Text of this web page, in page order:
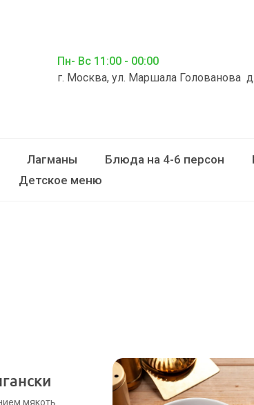
Пн- Вс 11:00 - 00:00
г. Москва, ул. Маршала Голованова
Лагманы Блюда на 4-6 персон
Детское меню
мякоть